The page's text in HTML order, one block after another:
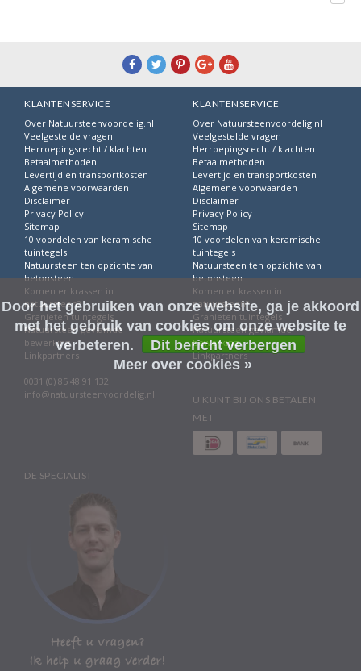
KLANTENSERVICE
Over Natuursteenvoordelig.nl
Veelgestelde vragen
Herroepingsrecht / klachten
Betaalmethoden
Levertijd en transportkosten
Algemene voorwaarden
Disclaimer
Privacy Policy
Sitemap
10 voordelen van keramische
tuintegels
Natuursteen ten opzichte van
betonsteen
Komen er krassen in
natuursteen?
Granieten tuintegels
Natuursteen gevlamde
bewerking
Linkpartners
0031 (0) 85 48 91 132
info@natuursteenvoordelig.nl
KLANTENSERVICE
Over Natuursteenvoordelig.nl
Veelgestelde vragen
Herroepingsrecht / klachten
Betaalmethoden
Levertijd en transportkosten
Algemene voorwaarden
Disclaimer
Privacy Policy
Sitemap
10 voordelen van keramische
tuintegels
Natuursteen ten opzichte van
betonsteen
Komen er krassen in
natuursteen?
Granieten tuintegels
Natuursteen gevlamde
bewerking
Linkpartners
U KUNT BIJ ONS BETALEN
MET
DE SPECIALIST
Door het gebruiken van onze website, ga je akkoord
met het gebruik van cookies om onze website te
verbeteren.
Dit bericht verbergen
Meer over cookies »